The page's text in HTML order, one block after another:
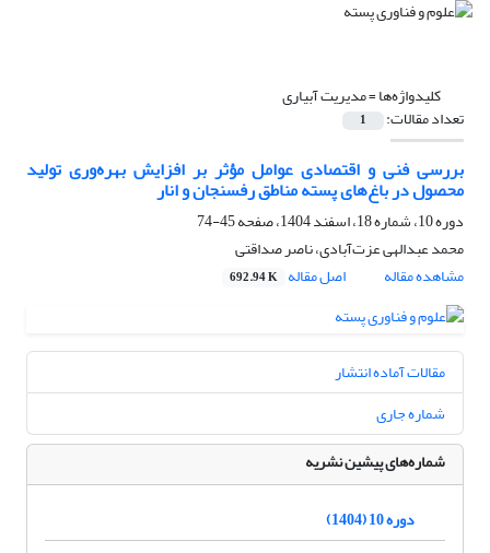
کلیدواژه‌ها =مدیریت آبیاری
تعداد مقالات: 1
بررسی فنی و اقتصادی عوامل مؤثر بر افزایش بهره‌وری تولید
محصول در باغ‌های پسته مناطق رفسنجان و انار
دوره 10، شماره 18، اسفند 1404، صفحه
45-74
محمد عبدالهی عزت‌آبادی، ناصر صداقتی
مشاهده مقاله
اصل مقاله 692.94 K
مقالات آماده انتشار
شماره جاری
شماره‌های پیشین نشریه
دوره 10 (1404)